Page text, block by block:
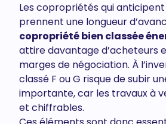
Les copropriétés qui
prennent une longueur
copropriété bien classée
attire davantage d’acheteurs
marges de négociation. À
classé F ou G risque de subir
importante, car les travaux à
et chiffrables.